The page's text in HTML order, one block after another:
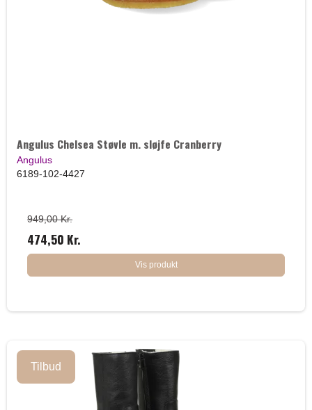
Angulus Chelsea Støvle m. sløjfe Cranberry
Angulus
6189-102-4427
949,00 Kr.
474,50 Kr.
Vis produkt
Tilbud